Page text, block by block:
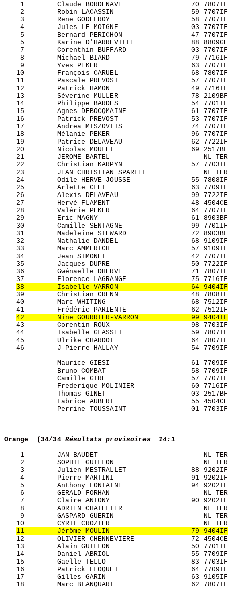
1        Claude BORDENAVE                 70
2        Robin LACASSIN                   59
3        Rene GODEFROY                    58
4        Jules LE MOIGNE                  03
5        Bernard PERICHON                 47
5        Karine D'HARREVILLE              88
7        Corenthin BUFFARD                03
8        Michael BIARD                    79
9        Yves PEKER                       63
10        François CARUEL                  68
11        Pascale PREVOST                  57
12        Patrick HAMON                    49
13        Séverine MULLER                  78
14        Philippe BARDES                  54
15        Agnes DEBOCQMAINE                61
16        Patrick PREVOST                  53
17        Andrea MISZOVITS                 74
18        Mélanie PEKER                    96
19        Patrice DELAVEAU                 62
20        Nicolas MOULET                   69
21        JEROME BARTEL                       NL
22        Christian KARPYN                 57
23        JEAN CHRISTIAN SPARFEL              NL
24        Odile HERVE-JOUSSE               55
25        Arlette CLET                     63
26        Alexis DELAVEAU                  99
27        Hervé FLAMENT                    48
28        Valérie PEKER                    64
29        Eric MAGNY                       61
30        Camille SENTAGNE                 99
31        Madeleine STEWARD                72
32        Nathalie DANDEL                  68
33        Marc AMMERICH                    57
34        Jean SIMONET                     42
35        Jacques DUPRE                    50
36        Gwénaëlle DHERVE                 71
37        Florence LAGRANGE                75
38        Isabelle VARRON                  64
39        Christian CRENN                  48
40        Marc WHITING                     68
41        Frédéric PARIENTE                62
42        Nine GOURRIER-VARRON             99
43        Corentin ROUX                    98
44        Isabelle GLASSET                 59
45        Ulrike CHARDOT                   64
46        J-Pierre HALLAY                  54
Maurice GIESI                    61
Bruno COMBAT                     58
Camille GIRE                     57
Frederique MOLINIER              60
Thomas GINET                     03
Fabrice AUBERT                   55
Perrine TOUSSAINT                01
Orange  (34/34 Résultats provisoires  14:1
1        JAN BAUDET                          NL
2        SOPHIE GUILLON                      NL
3        Julien MESTRALLET                88
4        Pierre MARTINI                   91
5        Anthony FONTAINE                 94
6        GERALD FORHAN                       NL
7        Claire ANTONY                    90
8        ADRIEN CHATELIER                    NL
9        GASPARD GUERIN                      NL
10        CYRIL CROZIER                       NL
11        Jérôme MOULIN                    79
12        OLIVIER CHENNEVIERE              72
13        Alain GUILLON                    50
14        Daniel ABRIOL                    55
15        Gaëlle TELLO                     83
16        Patrick FLOQUET                  64
17        Gilles GARIN                     63
18        Marc BLANQUART                   62